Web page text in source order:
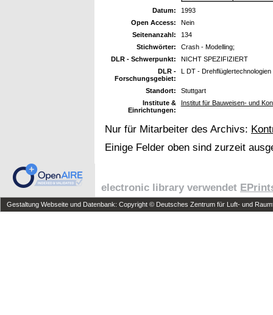
Datum:
1993
Open Access:
Nein
Seitenanzahl:
134
Stichwörter:
Crash - Modelling;
DLR - Schwerpunkt:
NICHT SPEZIFIZIERT
DLR -
Forschungsgebiet:
L DT - Drehflüglertechnologien
Standort:
Stuttgart
Institute &
Einrichtungen:
Institut für Bauweisen- und
Nur für Mitarbeiter des Archivs:
Einige Felder oben sind zurzeit
electronic library verwendet
Gestaltung Webseite und Datenbank: Copyright © Deutsches Zentrum für Luft- und